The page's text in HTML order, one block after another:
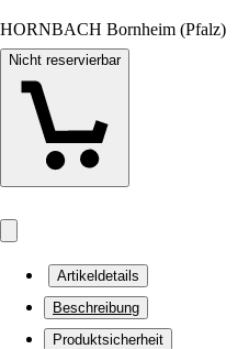
HORNBACH Bornheim (Pfalz)
Nicht reservierbar
Artikeldetails
Beschreibung
Produktsicherheit